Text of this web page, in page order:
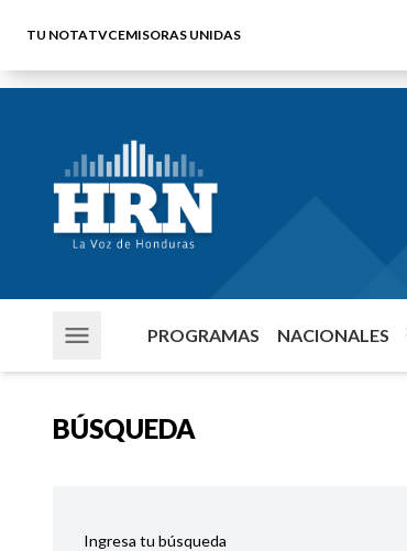
TU NOTATVCEMISORAS UNIDAS
PROGRAMAS NACIONALES
BÚSQUEDA
Ingresa tu búsqueda